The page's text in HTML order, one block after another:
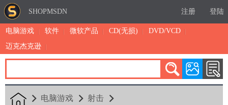
SHOPMSDN 注册 登陆
电脑游戏 软件 微软产品 CD(无损)
DVD/VCD
迈克杰克逊
累计注册：4888
电脑游戏 射击